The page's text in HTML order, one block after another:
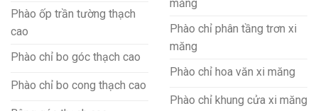
Phào ốp trần tường thạch
cao
Phào chỉ bo góc thạch cao
Phào chỉ bo cong thạch cao
măng
Phào chỉ phân tầng trơn xi
măng
Phào chỉ hoa văn xi măng
Phào chỉ khung cửa xi măng